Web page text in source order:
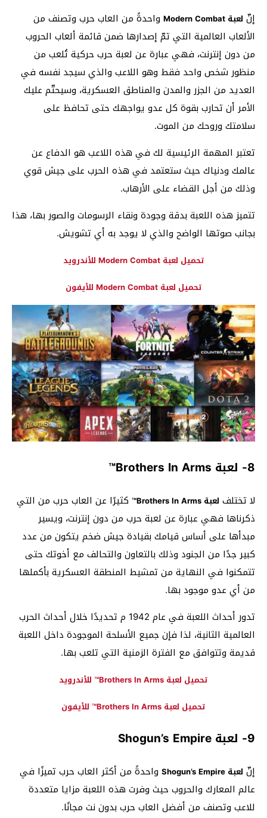
إنّ لعبة Modern Combat
واحدةً من العاب حرب وتصنف من
الألعاب العالمية التي تمّ إصدارها ضمن قائمة ألعاب الحروب
من دون إنترنت، فهي عبارة عن لعبة حرب حركية تُلعب من
منظور شخص واحد فقط وهو اللاعب والذي سيجد نفسه في
العديد من الجزر والمدن والمناطق العسكرية، وسيحتّم عليك
الأمر أن تحارب بقوة كل عدو يواجهك حتى تحافظ على
سلامتك وروحك من الموت.
تعتبر المهمة الرئيسية لك في هذه اللاعب هو الدفاع عن
عالمك ودنياك حيث ستعتمد في هذه الحرب على جيش قوي
وذلك من أجل القضاء على الأرهاب.
تتميز هذه اللعبة بدقة وجودة ونقاء الرسومات والصور بها، هذا
بجانب صوتها الواضح والذي لا يوجد به أي تشويش.
تحميل لعبة Modern Combat للأندرويد
تحميل لعبة Modern Combat للأيفون
8- لعبة Brothers In Arms™
لا تختلف لعبة Brothers In Arms™
كثيرًا عن العاب حرب من التي
ذكرناها فهي عبارة عن لعبة حرب من دون إنترنت، ويسير
مبدأها على أساس قيامك بقيادة جيش ضخم يتكون من عدد
كبير جدًا من الجنود وذلك بالتعاون والتحالف مع أخوتك حتى
تتمكنوا في النهاية من تمشيط المنطقة العسكرية بأكملها
من أي عدو موجود بها.
تدور أحداث اللعبة في عام 1942 م تحديدًا خلال أحداث الحرب
العالمية الثانية، لذا فإن جميع الأسلحة الموجودة داخل اللعبة
قديمة وتتوافق مع الفترة الزمنية التي تلعب بها.
تحميل لعبة Brothers In Arms™ للأندرويد
تحميل لعبة Brothers In Arms™
للأيفون
9- لعبة Shogun’s Empire
إنّ لعبة Shogun’s Empire
واحدةً من أكثر العاب حرب تميزًا في
عالم المعارك والحروب حيث وفرت هذه اللعبة مزايا متعددة
للاعب وتصنف من أفضل العاب حرب بدون نت مجانًا.